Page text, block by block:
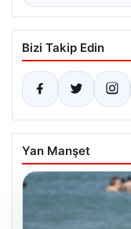
Bizi Takip Edin
Yan Manşet